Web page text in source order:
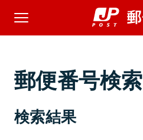
郵便番号検索
検索結果